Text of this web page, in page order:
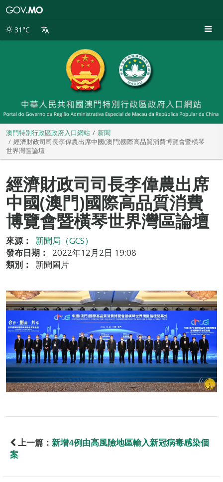
別
31°C
澳門特別行政區政府入口網站
新聞
經濟財政司司長李偉農出席中國(澳門)國際高品質消費博覽會暨橫琴
世界灣區論壇
經濟財政司司長李偉農出席
中國(澳門)國際高品質消費
博覽會暨橫琴世界灣區論壇
來源：
新聞局（GCS）
發布日期：
2022年12月2日 19:08
類別：
新聞圖片
上一篇： 新增4例由高風險地區輸入新冠病毒感染個
案